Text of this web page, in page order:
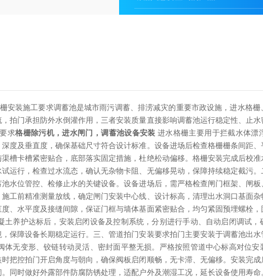
安装施工要求调蓄池是城市雨污调蓄、排涝减灾的重要市政设施，进水格
拍门承担防外水倒灌作用，三者安装质量直接影响调蓄池运行稳定性、止
求格栅除污机，进水闸门，调蓄池设备安装进水格栅主要用于拦截水体漂
及垂直度，确保基础尺寸符合设计标准。设备进场后检查格栅栅条间距、
槽卡槽紧密贴合，底部落实固定措施，杜绝松动偏移。格栅安装完成后校
运行，检查过水流态，确认无杂物卡阻、无偏移晃动，保障持续稳定截污
水位管控、检修止水的关键设备。设备进场后，需严格检查闸门框架、闸
工前精准测量放线，确定闸门安装中心线、设计标高，清理出水洞口基面
、水平度及接缝间隙，保证门框与墙体基面紧密贴合，均匀紧固预埋螺栓
养护达标后，安装启闭设备及控制系统，分别进行手动、自动启闭调试
保障设备长期稳定运行。三、管道拍门安装要求拍门主要安装于调蓄池出
无变形、铰链转动灵活、密封面平整无损。严格按照管道中心标高对位
把控拍门开启角度与朝向，确保阀板启闭顺畅，无卡滞、无偏移。安装完
同时做好外露部件防腐防锈处理，适配户外及潮湿工况，延长设备使用寿